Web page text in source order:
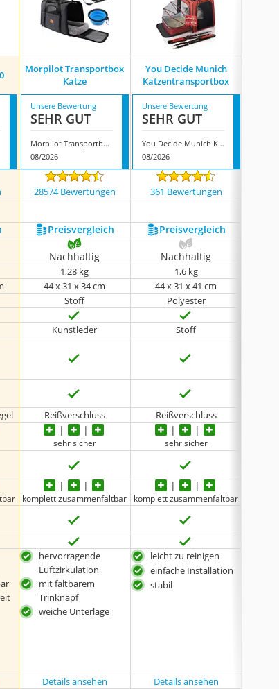
Morpilot Transportbox
Katze
You Decide Munich
Katzentransportbox
Unsere Bewertung
SEHR GUT
Morpilot Transportbox Katze
08/2026
Unsere Bewertung
SEHR GUT
You Decide Munich Katzentransportbox
08/2026
28574 Bewertungen 361 Bewertungen
Preis­vergleich Preis­vergleich
Nachhaltig Nachhaltig
1,28 kg
1,6 kg
44 x 31 x 34 cm 44 x 31 x 41 cm
Stoff Polyester
Kunstleder Stoff
Reißverschluss Reißverschluss
sehr sicher sehr sicher
komplett zusammenfaltbar komplett zusammenfaltbar
hervorragende
Luftzirkulation
mit faltbarem
Trinknapf
weiche Unterlage
leicht zu reinigen
einfache Installation
stabil
Details ansehen Details ansehen